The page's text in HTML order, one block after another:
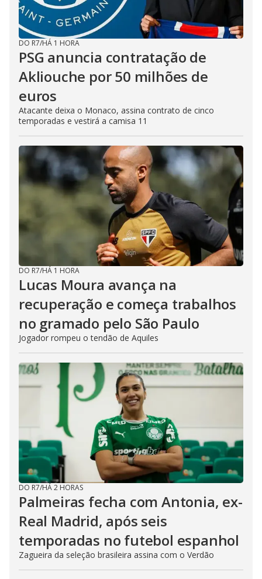
DO R7/HÁ 1 HORA
PSG anuncia contratação de
Akliouche por 50 milhões de
euros
Atacante deixa o Monaco, assina contrato de cinco
temporadas e vestirá a camisa 11
DO R7/HÁ 1 HORA
Lucas Moura avança na
recuperação e começa trabalhos
no gramado pelo São Paulo
Jogador rompeu o tendão de Aquiles
DO R7/HÁ 2 HORAS
Palmeiras fecha com Antonia, ex-
Real Madrid, após seis
temporadas no futebol espanhol
Zagueira da seleção brasileira assina com o Verdão